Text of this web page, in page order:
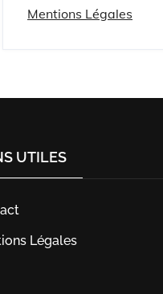
Mentions Légales
UTILES
Légales